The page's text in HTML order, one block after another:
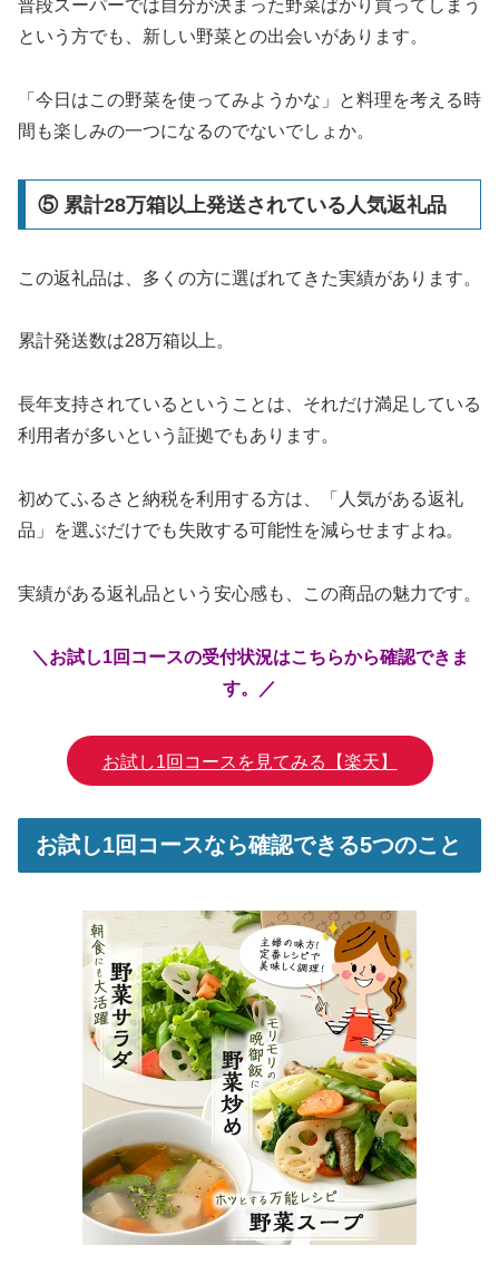
普段スーパーでは自分が決まった野菜ばかり買ってしまう
という方でも、新しい野菜との出会いがあります。
「今日はこの野菜を使ってみようかな」と料理を考える時
間も楽しみの一つになるのでないでしょか。
⑤ 累計28万箱以上発送されている人気返礼品
この返礼品は、多くの方に選ばれてきた実績があります。
累計発送数は28万箱以上。
長年支持されているということは、それだけ満足している
利用者が多いという証拠でもあります。
初めてふるさと納税を利用する方は、「人気がある返礼
品」を選ぶだけでも失敗する可能性を減らせますよね。
実績がある返礼品という安心感も、この商品の魅力です。
＼お試し1回コースの受付状況はこちらから確認できま
す。／
お試し1回コースを見てみる【楽天】
お試し1回コースなら確認できる5つのこと